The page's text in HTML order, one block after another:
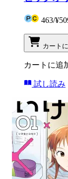
463/
カート
カートに追
試し読み